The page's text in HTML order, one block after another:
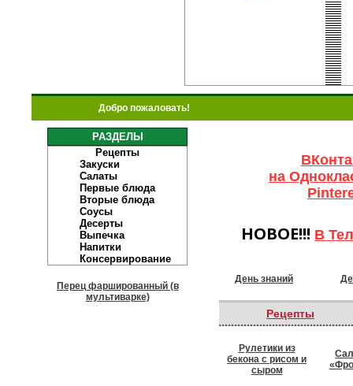
Добро пожаловать!
РАЗДЕЛЫ
Рецепты
Закуски
Салаты
Первые блюда
Вторые блюда
Соусы
Десерты
Выпечка
Напитки
Консервирование
Перец фаршированный (в
мультиварке)
на
НОВОЕ!!! В
День знаний
Рецепты
Рулетики из
бекона с рисом и
сыром